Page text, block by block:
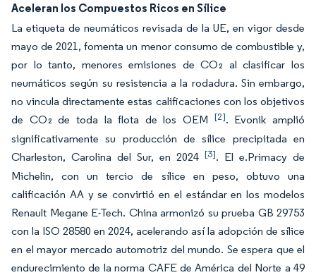
Aceleran los Compuestos Ricos en Sílice
La etiqueta de neumáticos revisada de la UE, en vigor desde
mayo de 2021, fomenta un menor consumo de combustible y,
por lo tanto, menores emisiones de CO₂ al clasificar los
neumáticos según su resistencia a la rodadura. Sin embargo,
no vincula directamente estas calificaciones con los objetivos
de CO₂ de toda la flota de los OEM [2]. Evonik amplió
significativamente su producción de sílice precipitada en
Charleston, Carolina del Sur, en 2024 [3]. El e.Primacy de
Michelin, con un tercio de sílice en peso, obtuvo una
calificación AA y se convirtió en el estándar en los modelos
Renault Megane E-Tech. China armonizó su prueba GB 29753
con la ISO 28580 en 2024, acelerando así la adopción de sílice
en el mayor mercado automotriz del mundo. Se espera que el
endurecimiento de la norma CAFE de América del Norte a 49